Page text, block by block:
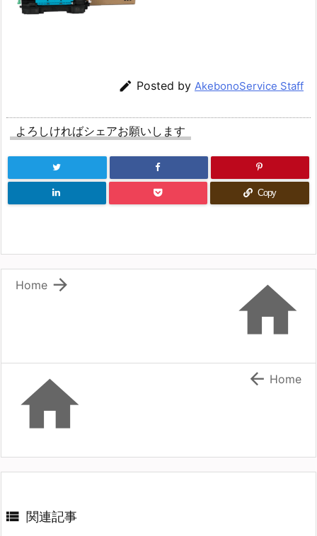
 Posted by AkebonoService Staff
よろしければシェアお願いします
Copy


Home
  Home
 関連記事